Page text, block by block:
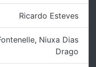
Ricardo Esteves
, Niuxa Dias
Drago